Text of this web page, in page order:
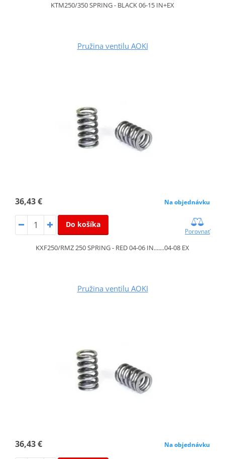
KTM250/350 SPRING - BLACK 06-15 IN+EX
Pružina ventilu AOKI
36,43 € Na objednávku
Do košíka
Porovnať
KXF250/RMZ 250 SPRING - RED 04-06 IN.......04-08 EX
Pružina ventilu AOKI
36,43 € Na objednávku